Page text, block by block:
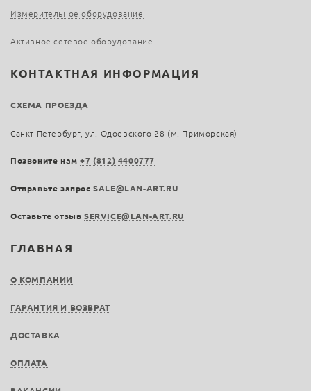
ГЛАВНАЯ
О КОМПАНИИ
ГАРАНТИЯ И ВОЗВРАТ
ДОСТАВКА
ОПЛАТА
Измерительное оборудование
Активное сетевое оборудование
КОНТАКТНАЯ ИНФОРМАЦИЯ
СХЕМА ПРОЕЗДА
Санкт-Петербург, ул. Одоевского 28 (м. Приморская)
Позвоните нам+7 (812) 4400777
Отправьте запросSALE@LAN-ART.RU
Оставьте отзыв SERVICE@LAN-ART.RU